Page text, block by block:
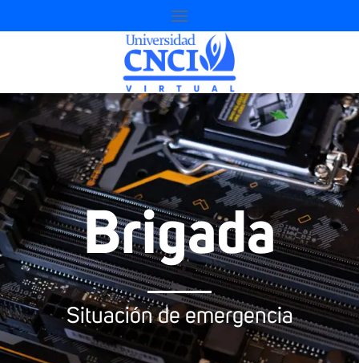
Brigada
Situación de emergencia